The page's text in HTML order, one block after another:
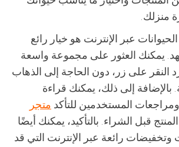
منزلك.
عبر الإنترنت هو خيار رائع
يمكنك العثور على مجموعة واسعة
النقر على زر، دون الحاجة إلى الذهاب
بالإضافة إلى ذلك، يمكنك قراءة
المستخدمين للتأكد متجر
قبل الشراء. بالتأكيد، يمكنك أيضًا
رائعة عبر الإنترنت التي قد